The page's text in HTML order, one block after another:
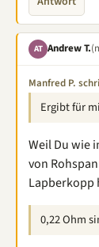
AT Andrew T.
Manfred P.
Ergibt für
Weil Du wie
von
Lapberkopp
0,22 Ohm